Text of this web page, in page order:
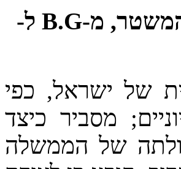
באין ממשלה: איך לתקן את קלקולי המשטר, מ-B.G ל-
של ישראל, כפי
מסביר כיצד
של הממשלה